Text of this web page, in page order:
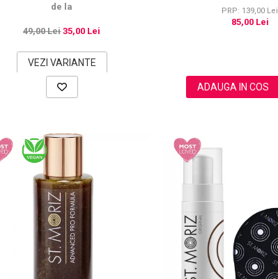
de la
49,00 Lei 35,00 Lei
VEZI VARIANTE
PRP: 139,00 Lei
85,00 Lei
ADAUGA IN COS